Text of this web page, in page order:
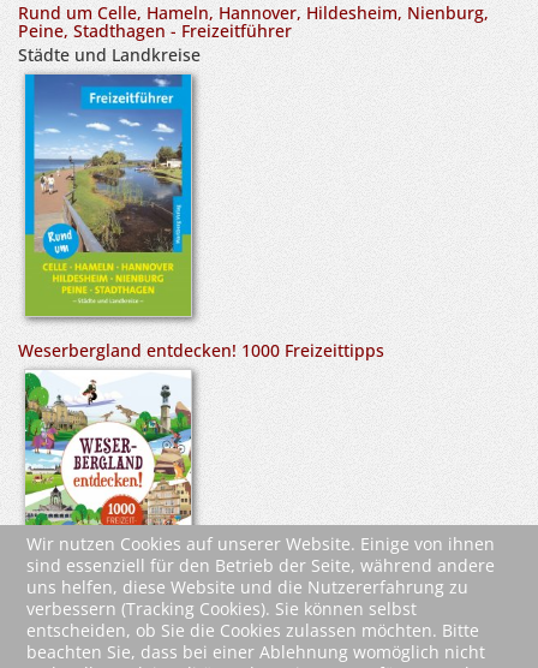
Rund um Celle, Hameln, Hannover, Hildesheim, Nienburg,
Peine, Stadthagen - Freizeitführer
Städte und Landkreise
Weserbergland entdecken! 1000 Freizeittipps
Wir nutzen Cookies auf unserer Website. Einige von ihnen
sind essenziell für den Betrieb der Seite, während andere
uns helfen, diese Website und die Nutzererfahrung zu
verbessern (Tracking Cookies). Sie können selbst
entscheiden, ob Sie die Cookies zulassen möchten. Bitte
beachten Sie, dass bei einer Ablehnung womöglich nicht